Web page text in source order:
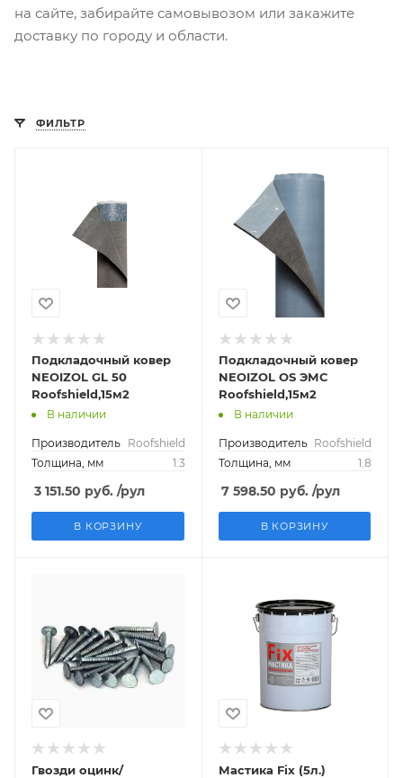
на сайте, забирайте самовывозом или закажите
доставку по городу и области.
ФИЛЬТР
Подкладочный ковер
NEOIZOL GL 50
Roofshield,15м2
В наличии
Производитель Roofshield
Толщина, мм
1.3
3 151.50 руб. /рул
В КОРЗИНУ
Подкладочный ковер
NEOIZOL OS ЭМС
Roofshield,15м2
В наличии
Производитель Roofshield
Толщина, мм
1.8
7 598.50 руб. /рул
В КОРЗИНУ
Гвозди оцинк/
Мастика Fix (5л.)